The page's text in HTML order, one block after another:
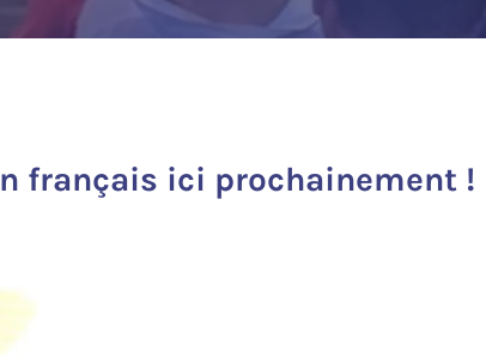
français ici prochainement !